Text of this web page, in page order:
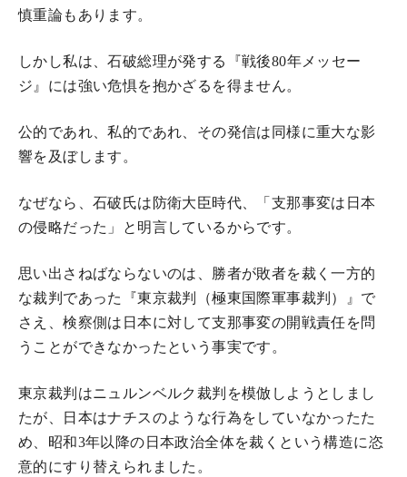
慎重論もあります。
しかし私は、石破総理が発する『戦後80年メッセー
ジ』には強い危惧を抱かざるを得ません。
公的であれ、私的であれ、その発信は同様に重大な影
響を及ぼします。
なぜなら、石破氏は防衛大臣時代、「支那事変は日本
の侵略だった」と明言しているからです。
思い出さねばならないのは、勝者が敗者を裁く一方的
な裁判であった『東京裁判（極東国際軍事裁判）』で
さえ、検察側は日本に対して支那事変の開戦責任を問
うことができなかったという事実です。
東京裁判はニュルンベルク裁判を模倣しようとしまし
たが、日本はナチスのような行為をしていなかったた
め、昭和3年以降の日本政治全体を裁くという構造に恣
意的にすり替えられました。